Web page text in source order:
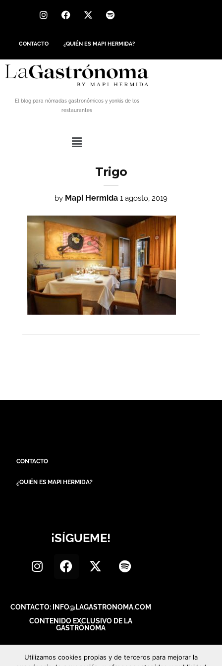
CONTACTO ¿QUIÉN ES MAPI HERMIDA?
El blog para nómadas gastronómicos y yonkis de los
restaurantes
Trigo
by Mapi Hermida 1 agosto, 2019
CONTACTO
¿QUIÉN ES MAPI HERMIDA?
¡SÍGUEME!
CONTACTO: INFO@LAGASTRONOMA.COM
CONTENIDO EXCLUSIVO DE LA
GASTRÓNOMA
Utilizamos cookies propias y de terceros para mejorar la